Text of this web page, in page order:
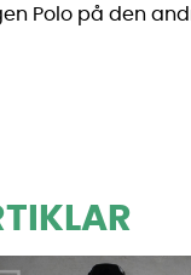
Polo på den